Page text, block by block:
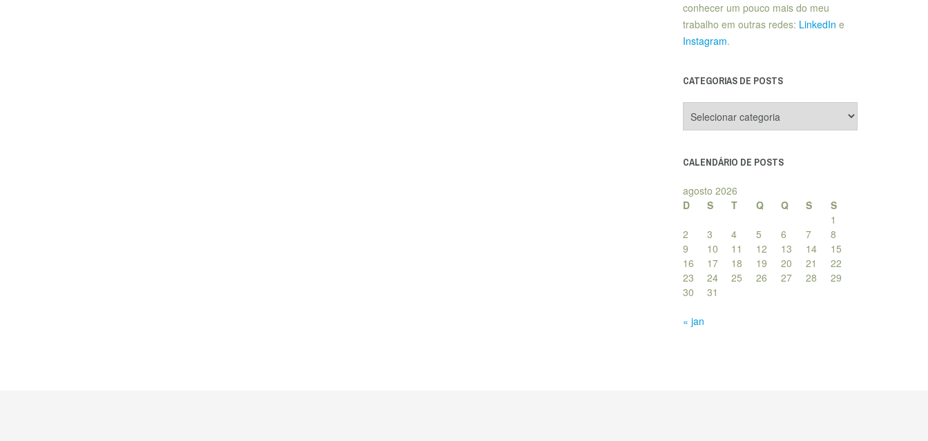
conhecer um pouco mais do meu
trabalho em outras redes: LinkedIn e
Instagram.
CATEGORIAS DE POSTS
de
CALENDÁRIO DE POSTS
agosto 2026
D
S T Q Q S
S
1
2
3 4 5 6 7
8
9
10 11 12 13 14
15
16
17 18 19 20 21
22
23
24 25 26 27 28
29
30
31
« jan